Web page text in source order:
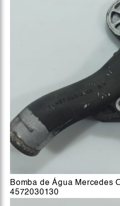
Bomba de Água Mercedes
4572030130